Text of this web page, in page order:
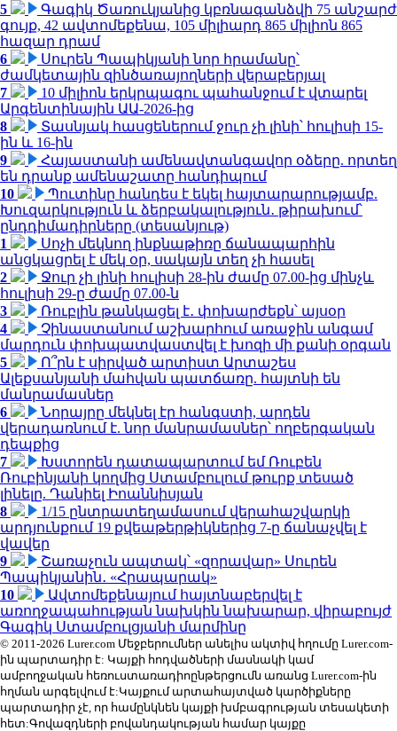
5
Գագիկ Ծառուկյանից կբռնագանձվի 75 անշարժ
գույք, 42 ավտոմեքենա, 105 միլիարդ 865 միլիոն 865
հազար դրամ
6
Սուրեն Պապիկյանի նոր հրամանը՝
ժամկետային զինծառայողների վերաբերյալ
7
10 միլիոն երկրպագու պահանջում է վտարել
Արգենտինային ԱԱ-2026-ից
8
Տասնյակ հասցեներում ջուր չի լինի՝ հուլիսի 15-
ին և 16-ին
9
Հայաստանի ամենավտանգավոր օձերը. որտեղ
են դրանք ամենաշատը հանդիպում
10
Պուտինը հանդես է եկել հայտարարությամբ.
Խուզարկություն և ձերբակալություն․ թիրախում՝
ընդդիմադիրները (տեսանյութ)
1
Սոչի մեկնող ինքնաթիռը ճանապարհին
անցկացրել է մեկ օր, սակայն տեղ չի հասել
2
Ջուր չի լինի հուլիսի 28-ին ժամը 07.00-ից մինչև
հուլիսի 29-ը ժամը 07.00-ն
3
Ռուբլին թանկացել է․ փոխարժեքն՝ այսօր
4
Չինաստանում աշխարհում առաջին անգամ
մարդուն փոխպատվաստվել է խոզի մի քանի օրգան
5
Ո՞րն է սիրված արտիստ Արտաշես
Ալեքսանյանի մահվան պատճառը. հայտնի են
մանրամասներ
6
Նորայրը մեկնել էր հանգստի, արդեն
վերադառնում է. նոր մանրամասներ՝ ողբերգական
դեպքից
7
Խստորեն դատապարտում եմ Ռուբեն
Ռուբինյանի կողմից Ստամբուլում թուրք տեսած
լինելը. Դանիել Իոաննիսյան
8
1/15 ընտրատեղամասում վերահաշվարկի
արդյունքում 19 քվեաթերթիկներից 7-ը ճանաչվել է
վավեր
9
Շառաչուն ապտակ՝ «զորավար» Սուրեն
Պապիկյանին․ «Հրապարակ»
10
Ավտոմեքենայում հայտնաբերվել է
առողջապահության նախկին նախարար, վիրաբույժ
Գագիկ Ստամբուլցյանի մարմինը
© 2011-2026 Lurer.com Մեջբերումներ անելիս ակտիվ հղումը Lurer.com-
ին պարտադիր է: Կայքի հոդվածների մասնակի կամ
ամբողջական հեռուստառադիոընթերցումն առանց Lurer.com-ին
հղման արգելվում է:Կայքում արտահայտված կարծիքները
պարտադիր չէ, որ համընկնեն կայքի խմբագրության տեսակետի
հետ:Գովազդների բովանդակության համար կայքը